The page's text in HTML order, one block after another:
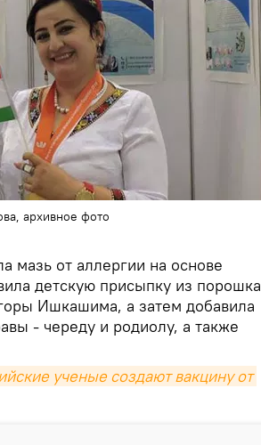
архивное фото
мазь от аллергии на основе
детскую присыпку из порошка
Ишкашима, а затем добавила
- череду и родиолу, а также
ученые создают вакцину от